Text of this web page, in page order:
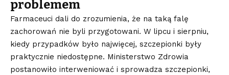
problemem
Farmaceuci dali do zrozumienia, że na taką falę
zachorowań nie byli przygotowani. W lipcu i sierpniu,
kiedy przypadków było najwięcej, szczepionki były
praktycznie niedostępne. Ministerstwo Zdrowia
postanowiło interweniować i sprowadza szczepionki,